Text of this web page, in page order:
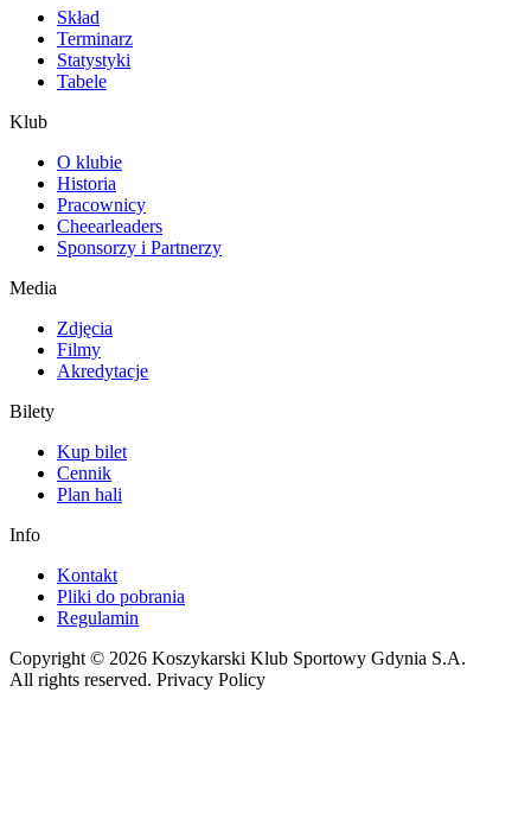
Skład
Terminarz
Statystyki
Tabele
Klub
O klubie
Historia
Pracownicy
Cheearleaders
Sponsorzy i Partnerzy
Media
Zdjęcia
Filmy
Akredytacje
Bilety
Kup bilet
Cennik
Plan hali
Info
Kontakt
Pliki do pobrania
Regulamin
Copyright © 2026 Koszykarski Klub Sportowy Gdynia S.A.
All rights reserved. Privacy Policy